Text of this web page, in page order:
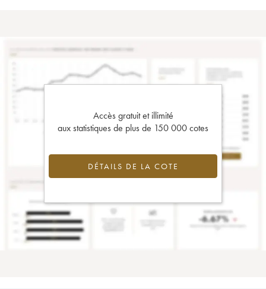
Accès gratuit et illimité
aux statistiques de plus de 150 000 cotes
DÉTAILS DE LA COTE